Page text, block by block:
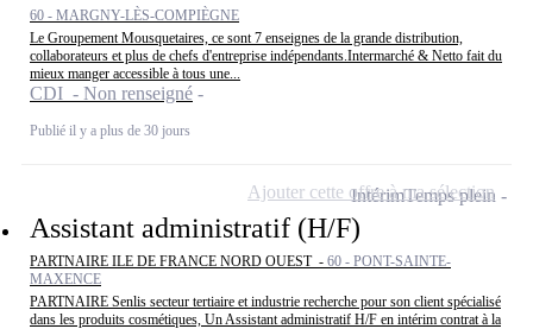
60 - MARGNY-LÈS-COMPIÈGNE
Le Groupement Mousquetaires, ce sont 7 enseignes de la grande distribution,
collaborateurs et plus de chefs d'entreprise indépendants.Intermarché & Netto fait du
mieux manger accessible à tous une...
CDI - Non renseigné
Publié il y a plus de 30 jours
Assistant administratif (H/F)
PARTNAIRE ILE DE FRANCE NORD OUEST - 60 - PONT-SAINTE-
MAXENCE
PARTNAIRE Senlis secteur tertiaire et industrie recherche pour son client spécialisé
dans les produits cosmétiques, Un Assistant administratif H/F en intérim contrat à la
IntérimTemps plein
Ajouter cette offre à ma sélection